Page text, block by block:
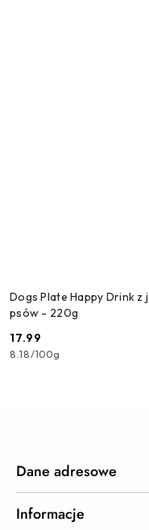
Dogs Plate Happy Drink
psów - 220g
Cena:
17.99
8.18/100g
Dane adresowe
Informacje